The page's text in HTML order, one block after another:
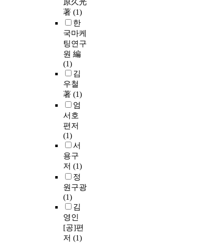
原久光
著 (1)
한
국마케
팅연구
원 編
(1)
김
우철
著 (1)
엄
서호
편저
(1)
서
용구
저 (1)
정
원구광
(1)
김
영인
[공]편
저 (1)